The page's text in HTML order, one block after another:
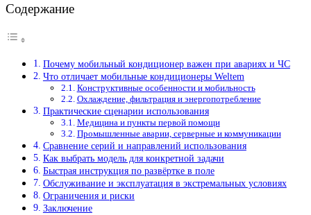
Содержание
Почему мобильный кондиционер важен при авариях и ЧС
Что отличает мобильные кондиционеры Weltem
Конструктивные особенности и мобильность
Охлаждение, фильтрация и энергопотребление
Практические сценарии использования
Медицина и пункты первой помощи
Промышленные аварии, серверные и коммуникации
Сравнение серий и направлений использования
Как выбрать модель для конкретной задачи
Быстрая инструкция по развёртке в поле
Обслуживание и эксплуатация в экстремальных условиях
Ограничения и риски
Заключение